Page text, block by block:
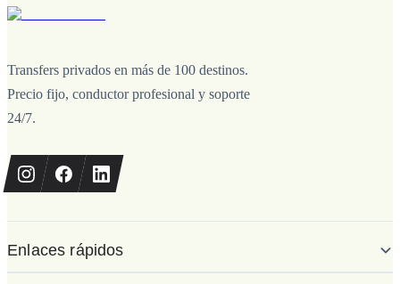
Transfers privados en más de 100 destinos.
Precio fijo, conductor profesional y soporte
24/7.
Enlaces rápidos